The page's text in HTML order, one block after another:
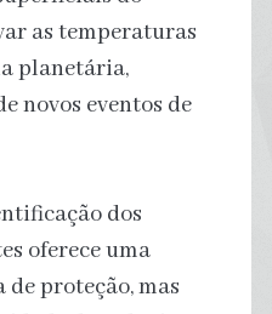
as temperaturas
planetária,
novos eventos de
dos
oferece uma
proteção, mas